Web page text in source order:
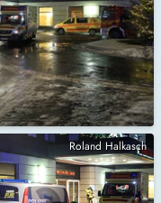
Roland Halkasch